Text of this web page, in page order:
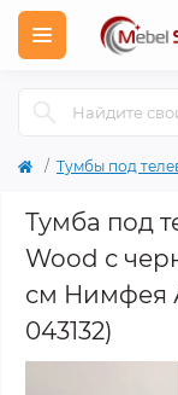
Тумбы под
Тумба под
Wood с
см Нимфея
043132)